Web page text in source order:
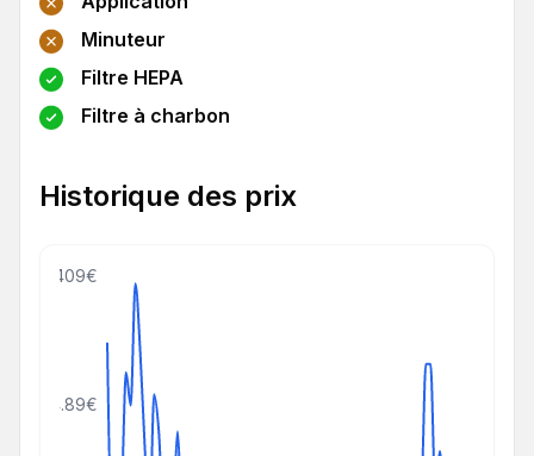
Minuteur
Filtre HEPA
Filtre à charbon
Historique des prix
234.89€
409€